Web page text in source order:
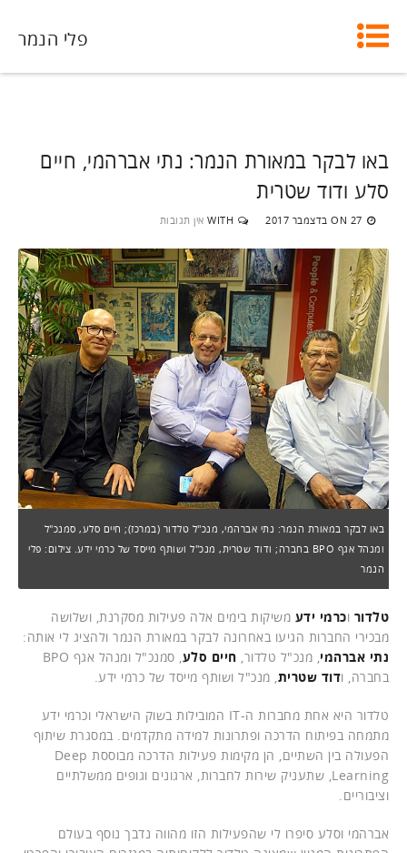
פלי הנמר
באו לבקר במאורת הנמר: נתי אברהמי, חיים
סלע ודוד שטרית
ON 27 בדצמבר 2017 WITH אין תגובות
באו לבקר במאורת הנמר: נתי אברהמי, מנכ"ל טלדור (במרכז); חיים סלע, סמנכ"ל
ומנהל אגף BPO בחברה; ודוד שטרית, מנכ"ל ושותף מייסד של כרמי ידע. צילום: פלי
הנמר
טלדור וכרמי ידע משיקות בימים אלה פעילות מסקרנת, ושלושה
מבכירי החברות הגיעו באחרונה לבקר במאורת הנמר ולהציג לי אותה:
נתי אברהמי , מנכ"ל טלדור, חיים סלע
, סמנכ"ל ומנהל אגף BPO
בחברה, ודוד שטרית , מנכ"ל ושותף מייסד של כרמי ידע.
טלדור היא אחת מחברות ה-IT המובילות בשוק הישראלי וכרמי ידע
מתמחה בפיתוח הדרכה ופתרונות למידה מתקדמים. במסגרת שיתוף
הפעולה בין השתיים, הן מקימות פעילות הדרכה מבוססת Deep
Learning, שתעניק שירות לחברות, ארגונים וגופים ממשלתיים
וציבוריים.
אברהמי וסלע סיפרו לי שהפעילות הזו מהווה נדבך נוסף בעולם